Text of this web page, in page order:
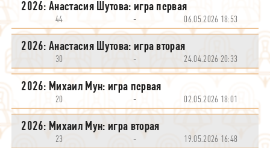
2026: Анастасия Шутова: игра первая
44 - 06.05.2026 18:53
2026: Анастасия Шутова: игра вторая
30 - 24.04.2026 20:33
2026: Михаил Мун: игра первая
20 - 02.05.2026 18:01
2026: Михаил Мун: игра вторая
23 - 19.05.2026 16:48